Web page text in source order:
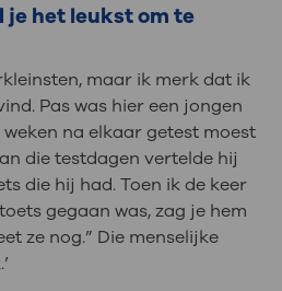
het leukst om te
maar ik merk dat ik
Pas was hier een jongen
weken na elkaar getest moest
die testdagen vertelde hij
die hij had. Toen ik de keer
gegaan was, zag je hem
ze nog.” Die menselijke